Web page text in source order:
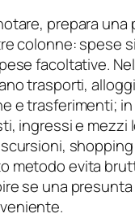
prepara una
colonne: spese
facoltative.
trasporti,
e trasferimenti;
ingressi e mezzi
metodo evita
se una